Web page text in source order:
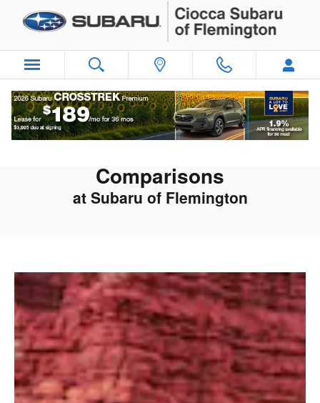
Skip to main content
Competitive Subaru
Comparisons
at Subaru of Flemington